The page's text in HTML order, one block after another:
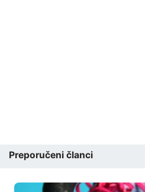
Preporučeni članci